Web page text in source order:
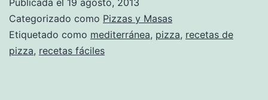
Categorizado como Pizzas y Masas
Etiquetado como mediterránea, pizza, recetas de
pizza, recetas fáciles